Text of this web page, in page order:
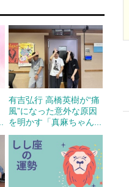
有吉弘行 高橋英樹が“痛
風”になった意外な原因
を明かす「真麻ちゃん...